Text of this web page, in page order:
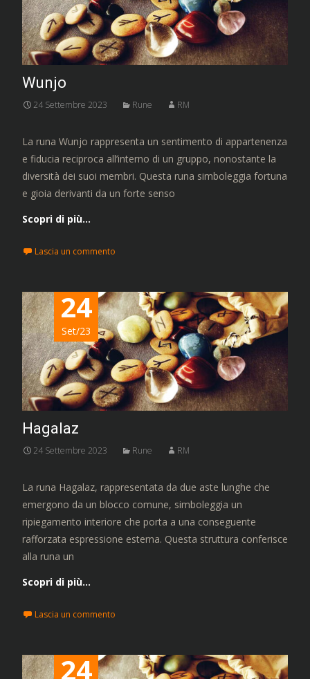
Wunjo
24 Settembre 2023 Rune RM
La runa Wunjo rappresenta un sentimento di appartenenza
e fiducia reciproca all’interno di un gruppo, nonostante la
diversità dei suoi membri. Questa runa simboleggia fortuna
e gioia derivanti da un forte senso
Scopri di più…
Lascia un commento
24
Set/23
Hagalaz
24 Settembre 2023 Rune RM
La runa Hagalaz, rappresentata da due aste lunghe che
emergono da un blocco comune, simboleggia un
ripiegamento interiore che porta a una conseguente
rafforzata espressione esterna. Questa struttura conferisce
alla runa un
Scopri di più…
Lascia un commento
24